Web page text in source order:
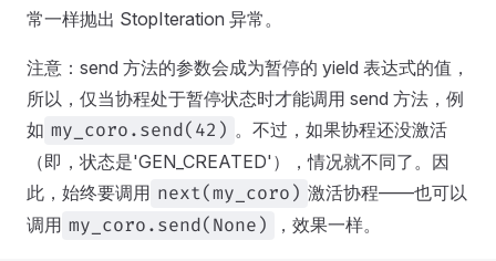
常一样抛出 StopIteration 异常。
注意：send 方法的参数会成为暂停的 yield 表达式的值，
所以，仅当协程处于暂停状态时才能调用 send 方法，例
如 my_coro.send(42) 。不过，如果协程还没激活
（即，状态是'GEN_CREATED'），情况就不同了。因
此，始终要调用 next(my_coro) 激活协程——也可以
调用 my_coro.send(None) ，效果一样。